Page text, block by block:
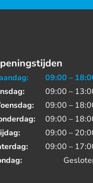
09:00 –
09:00 –
09:00 –
09:00 –
09:00 –
09:00 –